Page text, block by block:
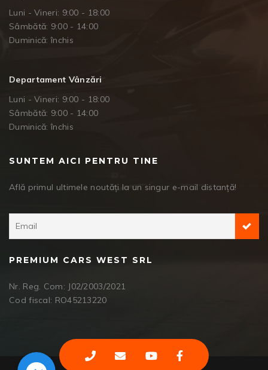
Luni - Vineri: 9:00 - 18:00
Sâmbătă: 9:00 - 14:00
Duminică: închis
Departament Vânzări
Luni - Vineri: 9:00 - 18:00
Sâmbătă: 9:00 - 14:00
Duminică: închis
SUNTEM AICI PENTRU TINE
Află primul ultimele noutăți la un singur e-mail distanță!
PREMIUM CARS WEST SRL
Nr. Reg. Com: J02/2003/2021
Cod fiscal: RO45213220
Facebook Messenger